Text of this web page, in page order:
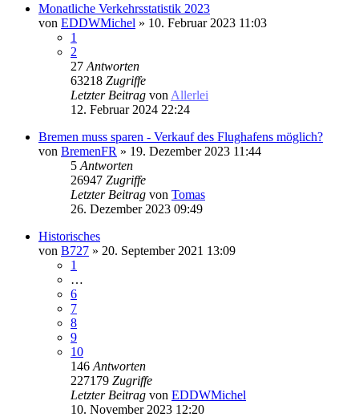
Monatliche Verkehrsstatistik 2023
von EDDWMichel » 10. Februar 2023 11:03
1
2
27 Antworten
63218 Zugriffe
Letzter Beitrag von Allerlei
12. Februar 2024 22:24
Bremen muss sparen - Verkauf des Flughafens möglich?
von BremenFR » 19. Dezember 2023 11:44
5 Antworten
26947 Zugriffe
Letzter Beitrag von Tomas
26. Dezember 2023 09:49
Historisches
von B727 » 20. September 2021 13:09
1
…
6
7
8
9
10
146 Antworten
227179 Zugriffe
Letzter Beitrag von EDDWMichel
10. November 2023 12:20